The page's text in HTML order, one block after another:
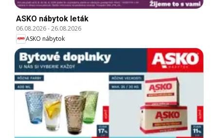
ASKO nábytok leták
06.08.2026-26.08.2026
ASKO nábytok